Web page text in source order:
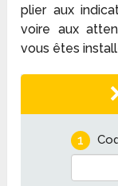
plier aux
voire aux
vous êtes
1